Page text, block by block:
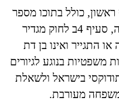
כולל בתוכו מספר
סוגיות מורכבות לפרשנות. לדוגמה, סעיף 4ב לחוק מגדיר
התגייר ואינו בן דת
משפטיות בנוגע לגיורים
בישראל ולשאלת
מעורבת.